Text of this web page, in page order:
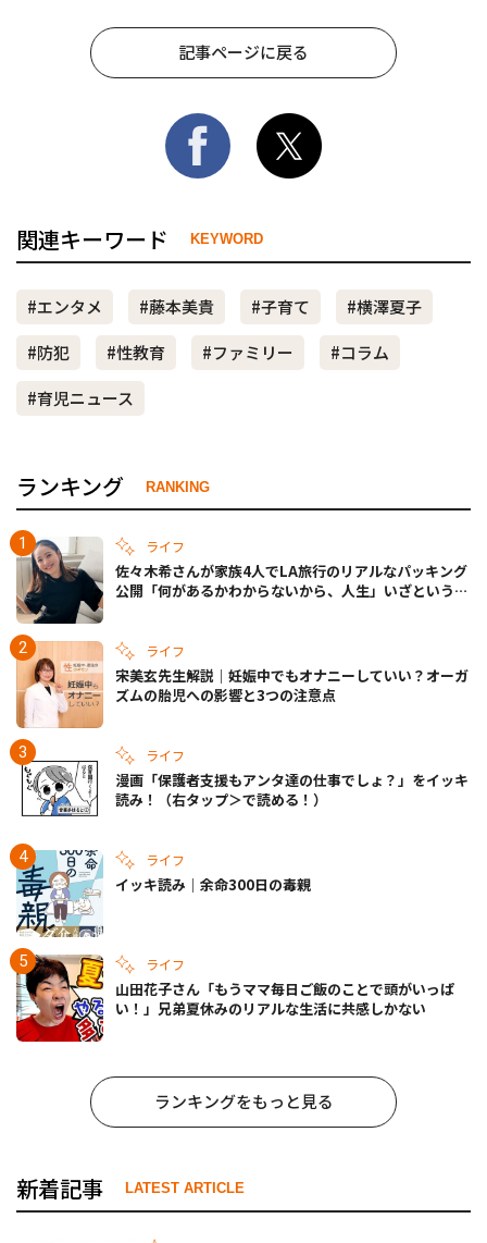
記事ページに戻る
関連キーワード KEYWORD
#エンタメ #藤本美貴 #子育て
#横澤夏子
#防犯
#性教育 #ファミリー
#コラム
#育児ニュース
ランキング RANKING
ライフ
佐々木希さんが家族4人でLA旅行のリアルなパッキング
公開「何があるかわからないから、人生」いざというと
ライフ
宋美玄先生解説｜妊娠中でもオナニーしていい？オーガ
ズムの胎児への影響と3つの注意点
ライフ
漫画「保護者支援もアンタ達の仕事でしょ？」をイッキ
読み！（右タップ＞で読める！）
ライフ
イッキ読み｜余命300日の毒親
ライフ
山田花子さん「もうママ毎日ご飯のことで頭がいっぱ
い！」兄弟夏休みのリアルな生活に共感しかない
ランキングをもっと見る
新着記事 LATEST ARTICLE